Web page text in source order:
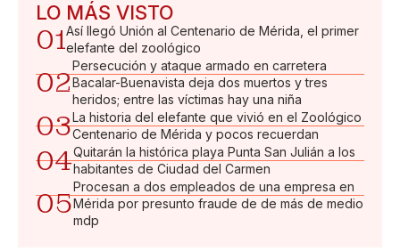
LO MÁS VISTO
01Así llegó Unión al Centenario de Mérida, el primer
elefante del zoológico
02
Persecución y ataque armado en carretera
Bacalar-Buenavista deja dos muertos y tres
heridos; entre las víctimas hay una niña
03La historia del elefante que vivió en el Zoológico
Centenario de Mérida y pocos recuerdan
04Quitarán la histórica playa Punta San Julián a los
habitantes de Ciudad del Carmen
05
Procesan a dos empleados de una empresa en
Mérida por presunto fraude de de más de medio
mdp